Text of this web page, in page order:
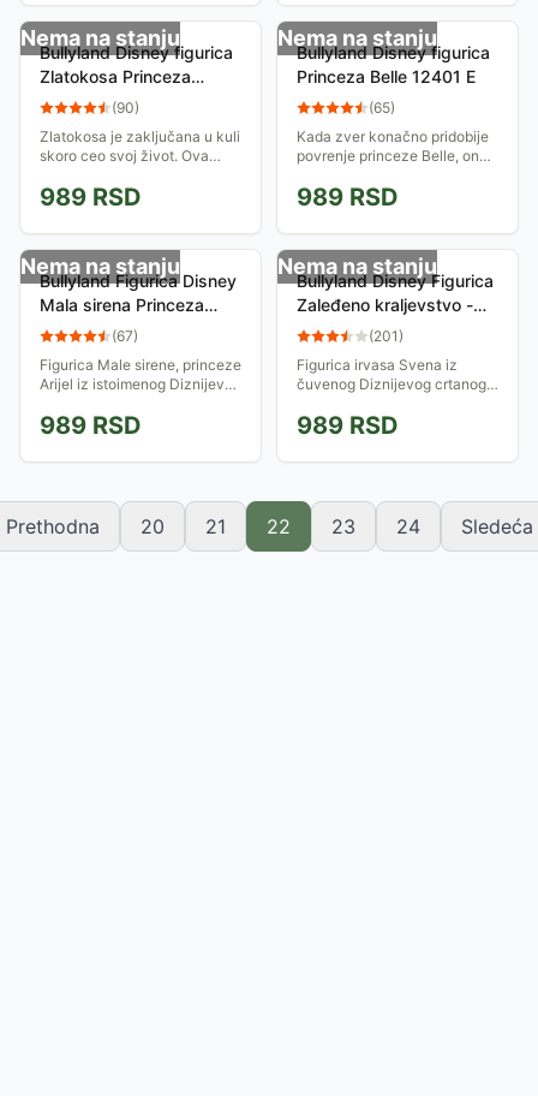
Nema na stanju
Bullyland Disney figurica
Zlatokosa Princeza
Rapunzel 12426 E
(90)
Zlatokosa je zaključana u kuli
skoro ceo svoj život. Ova
kosom ispunjava svoje dane
Sve...
989 RSD
Nema na stanju
Bullyland Disney figurica
Princeza Belle 12401 E
(65)
Kada zver konačno pridobije
povrenje princeze Belle, ona
ne shvatajući da mu je takođe
989 RSD
Nema na stanju
Bullyland Figurica Disney
Mala sirena Princeza
Ariel 12312 E
(67)
Figurica Male sirene, princeze
Arijel iz istoimenog Diznijevog
malim dečjim rukama,
989 RSD
Nema na stanju
Bullyland Disney Figurica
Zaleđeno kraljevstvo -
Frozen - Irvas Sven
(201)
Figurica irvasa Svena iz
čuvenog Diznijevog crtanog
kraljevstvo</i>. Igračka je
rukama, napravljena od...
989 RSD
Prethodna 20 21 22 23 24 Sledeća